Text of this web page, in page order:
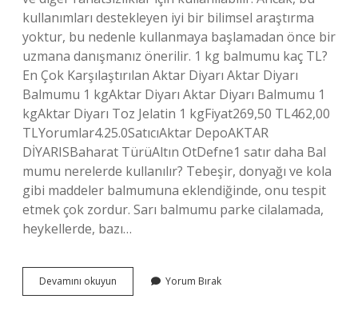
kullanımları destekleyen iyi bir bilimsel araştırma
yoktur, bu nedenle kullanmaya başlamadan önce bir
uzmana danışmanız önerilir. 1 kg balmumu kaç TL?
En Çok Karşılaştırılan Aktar Diyarı Aktar Diyarı
Balmumu 1 kgAktar Diyarı Aktar Diyarı Balmumu 1
kgAktar Diyarı Toz Jelatin 1 kgFiyat269,50 TL462,00
TLYorumlar4.25.0SatıcıAktar DepoAKTAR
DİYARISBaharat TürüAltın OtDefne1 satır daha Bal
mumu nerelerde kullanılır? Tebeşir, donyağı ve kola
gibi maddeler balmumuna eklendiğinde, onu tespit
etmek çok zordur. Sarı balmumu parke cilalamada,
heykellerde, bazı…
Devamını okuyun
Mumu
Yorum Bırak